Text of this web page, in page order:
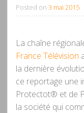
Posted on3 mai 2015
La chaîne
France Télévision
la dernière
ce reportage une
Protectot® et de
la société qui